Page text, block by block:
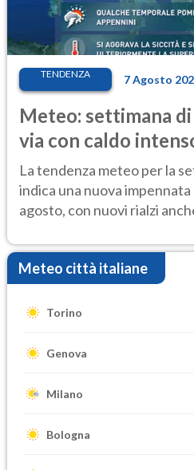
TENDENZA 7 Agosto
Meteo: settimana
via con caldo
temporale
La tendenza meteo per la
indica una nuova
agosto, con nuovi rialzi
Meteo città italiane
Torino
Genova
Milano
Bologna